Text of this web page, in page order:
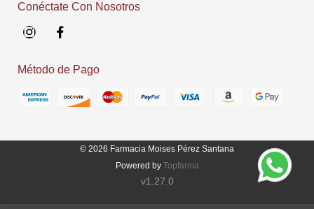
Conéctate Con Nosotros
InstagramFacebook
Método de Pago
© 2026 Farmacia Moises Pérez Santana
Powered by Topfarma
v1.27.0